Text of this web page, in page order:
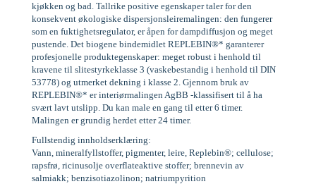
kjøkken og bad. Tallrike positive egenskaper taler for den
konsekvent økologiske dispersjonsleiremalingen: den fungerer
som en fuktighetsregulator, er åpen for dampdiffusjon og meget
pustende. Det biogene bindemidlet REPLEBIN®* garanterer
profesjonelle produktegenskaper: meget robust i henhold til
kravene til slitestyrkeklasse 3 (vaskebestandig i henhold til DIN
53778) og utmerket dekning i klasse 2. Gjennom bruk av
REPLEBIN®* er interiørmalingen AgBB -klassifisert til å ha
svært lavt utslipp. Du kan male en gang til etter 6 timer.
Malingen er grundig herdet etter 24 timer.
Fullstendig innholdserklæring:
Vann, mineralfyllstoffer, pigmenter, leire, Replebin®; cellulose;
rapsfrø, ricinusolje overflateaktive stoffer; brennevin av
salmiakk; benzisotiazolinon; natriumpyrition